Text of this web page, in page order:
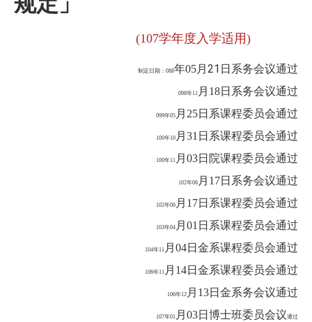
(107学年度入学适用)
制定日期：088年05月21日系务会议通过
098年11 月18日系务会议通过
099年05 月25日系课程委员会通过
100年10 月31 日系课程委员会通过
100年11 月03日院课程委员会通过
102年06 月17日系务会议通过
102年06 月17日系课程委员会通过
103年04 月01 日系课程委员会通过
104年11 月04日金系课程委员会通过
106年11 月14日金系课程委员会通过
106年12 月13日金系务会议通过
107年01 月03日博士班委员会议通过